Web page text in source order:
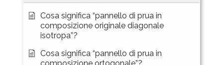
Cosa significa “pannello di prua in
composizione originale diagonale
isotropa”?
Cosa significa “pannello di prua in